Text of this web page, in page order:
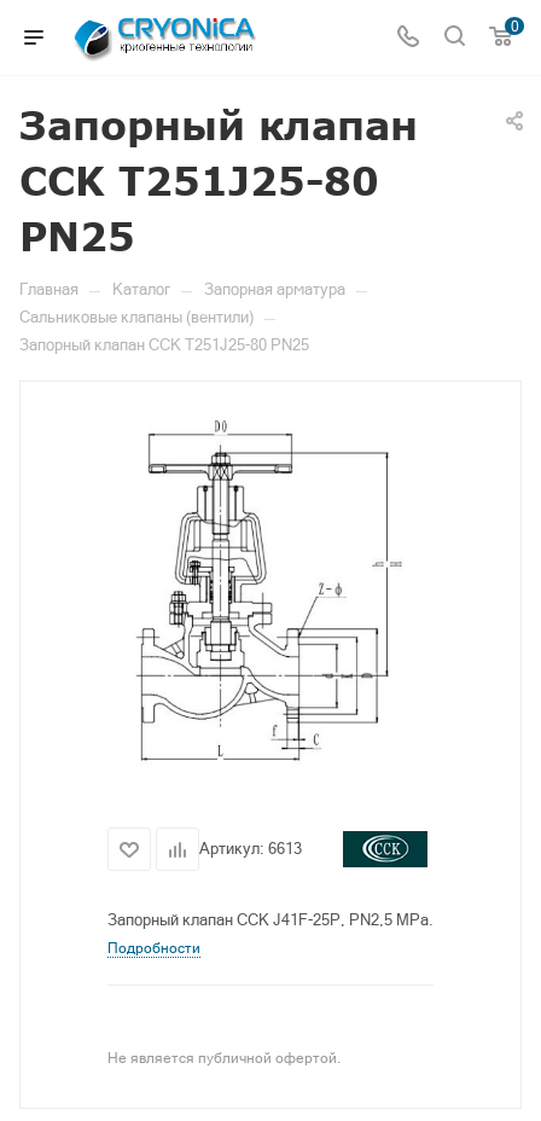
0
Запорный клапан
CCK T251J25-80
PN25
Главная — Каталог — Запорная арматура —
Сальниковые клапаны (вентили) —
Запорный клапан CCK T251J25-80 PN25
Артикул: 6613
Запорный клапан CCK J41F-25P, PN2,5 MPa.
Подробности
Не является публичной офертой.